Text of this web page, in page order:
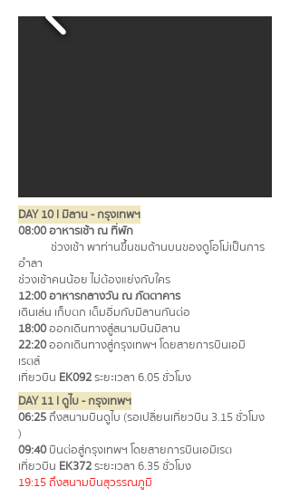
DAY 10 l มิลาน - กรุงเทพฯ
08:00 อาหารเช้า ณ ที่พัก
ช่วงเช้า พาท่านขึ้นชมด้านบนของดูโอโม่เป็นการ
อำลา
ช่วงเช้าคนน้อย ไม่ต้องแย่งกับใคร
12:00 อาหารกลางวัน ณ ภัตตาคาร
เดินเล่น เก็บตก เต็มอิ่มกับมิลานกันต่อ
18:00ออกเดินทางสู่สนามบินมิลาน
22:20ออกเดินทางสู่กรุงเทพฯ โดยสายการบินเอมิ
เรตส์
เที่ยวบิน EK092ระยะเวลา 6.05 ชั่วโมง
DAY 11 l ดูไบ - กรุงเทพฯ
06:25 ถึงสนามบินดูไบ (รอเปลี่ยนเที่ยวบิน 3.15 ชั่วโมง
)
09:40บินต่อสู่กรุงเทพฯ โดยสายการบินเอมิเรต
เที่ยวบิน EK372ระยะเวลา 6.35 ชั่วโมง
19:15 ถึงสนามบินสุวรรณภูมิ